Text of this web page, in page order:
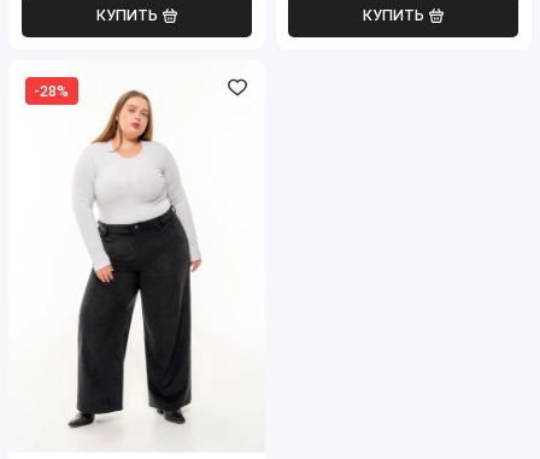
КУПИТЬ КУПИТЬ
-28%